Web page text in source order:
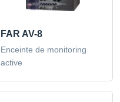
FAR AV-8
Enceinte de monitoring
active